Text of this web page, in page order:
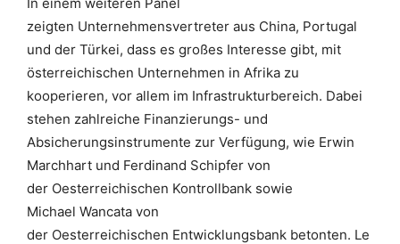
zeigten Unternehmensvertreter aus China, Portugal
und der Türkei, dass es großes Interesse gibt, mit
österreichischen Unternehmen in Afrika zu
kooperieren, vor allem im Infrastrukturbereich. Dabei
stehen zahlreiche Finanzierungs- und
Absicherungsinstrumente zur Verfügung, wie Erwin
Marchhart und Ferdinand Schipfer von
der Oesterreichischen Kontrollbank sowie
Michael Wancata von
der Oesterreichischen Entwicklungsbank betonten. Le